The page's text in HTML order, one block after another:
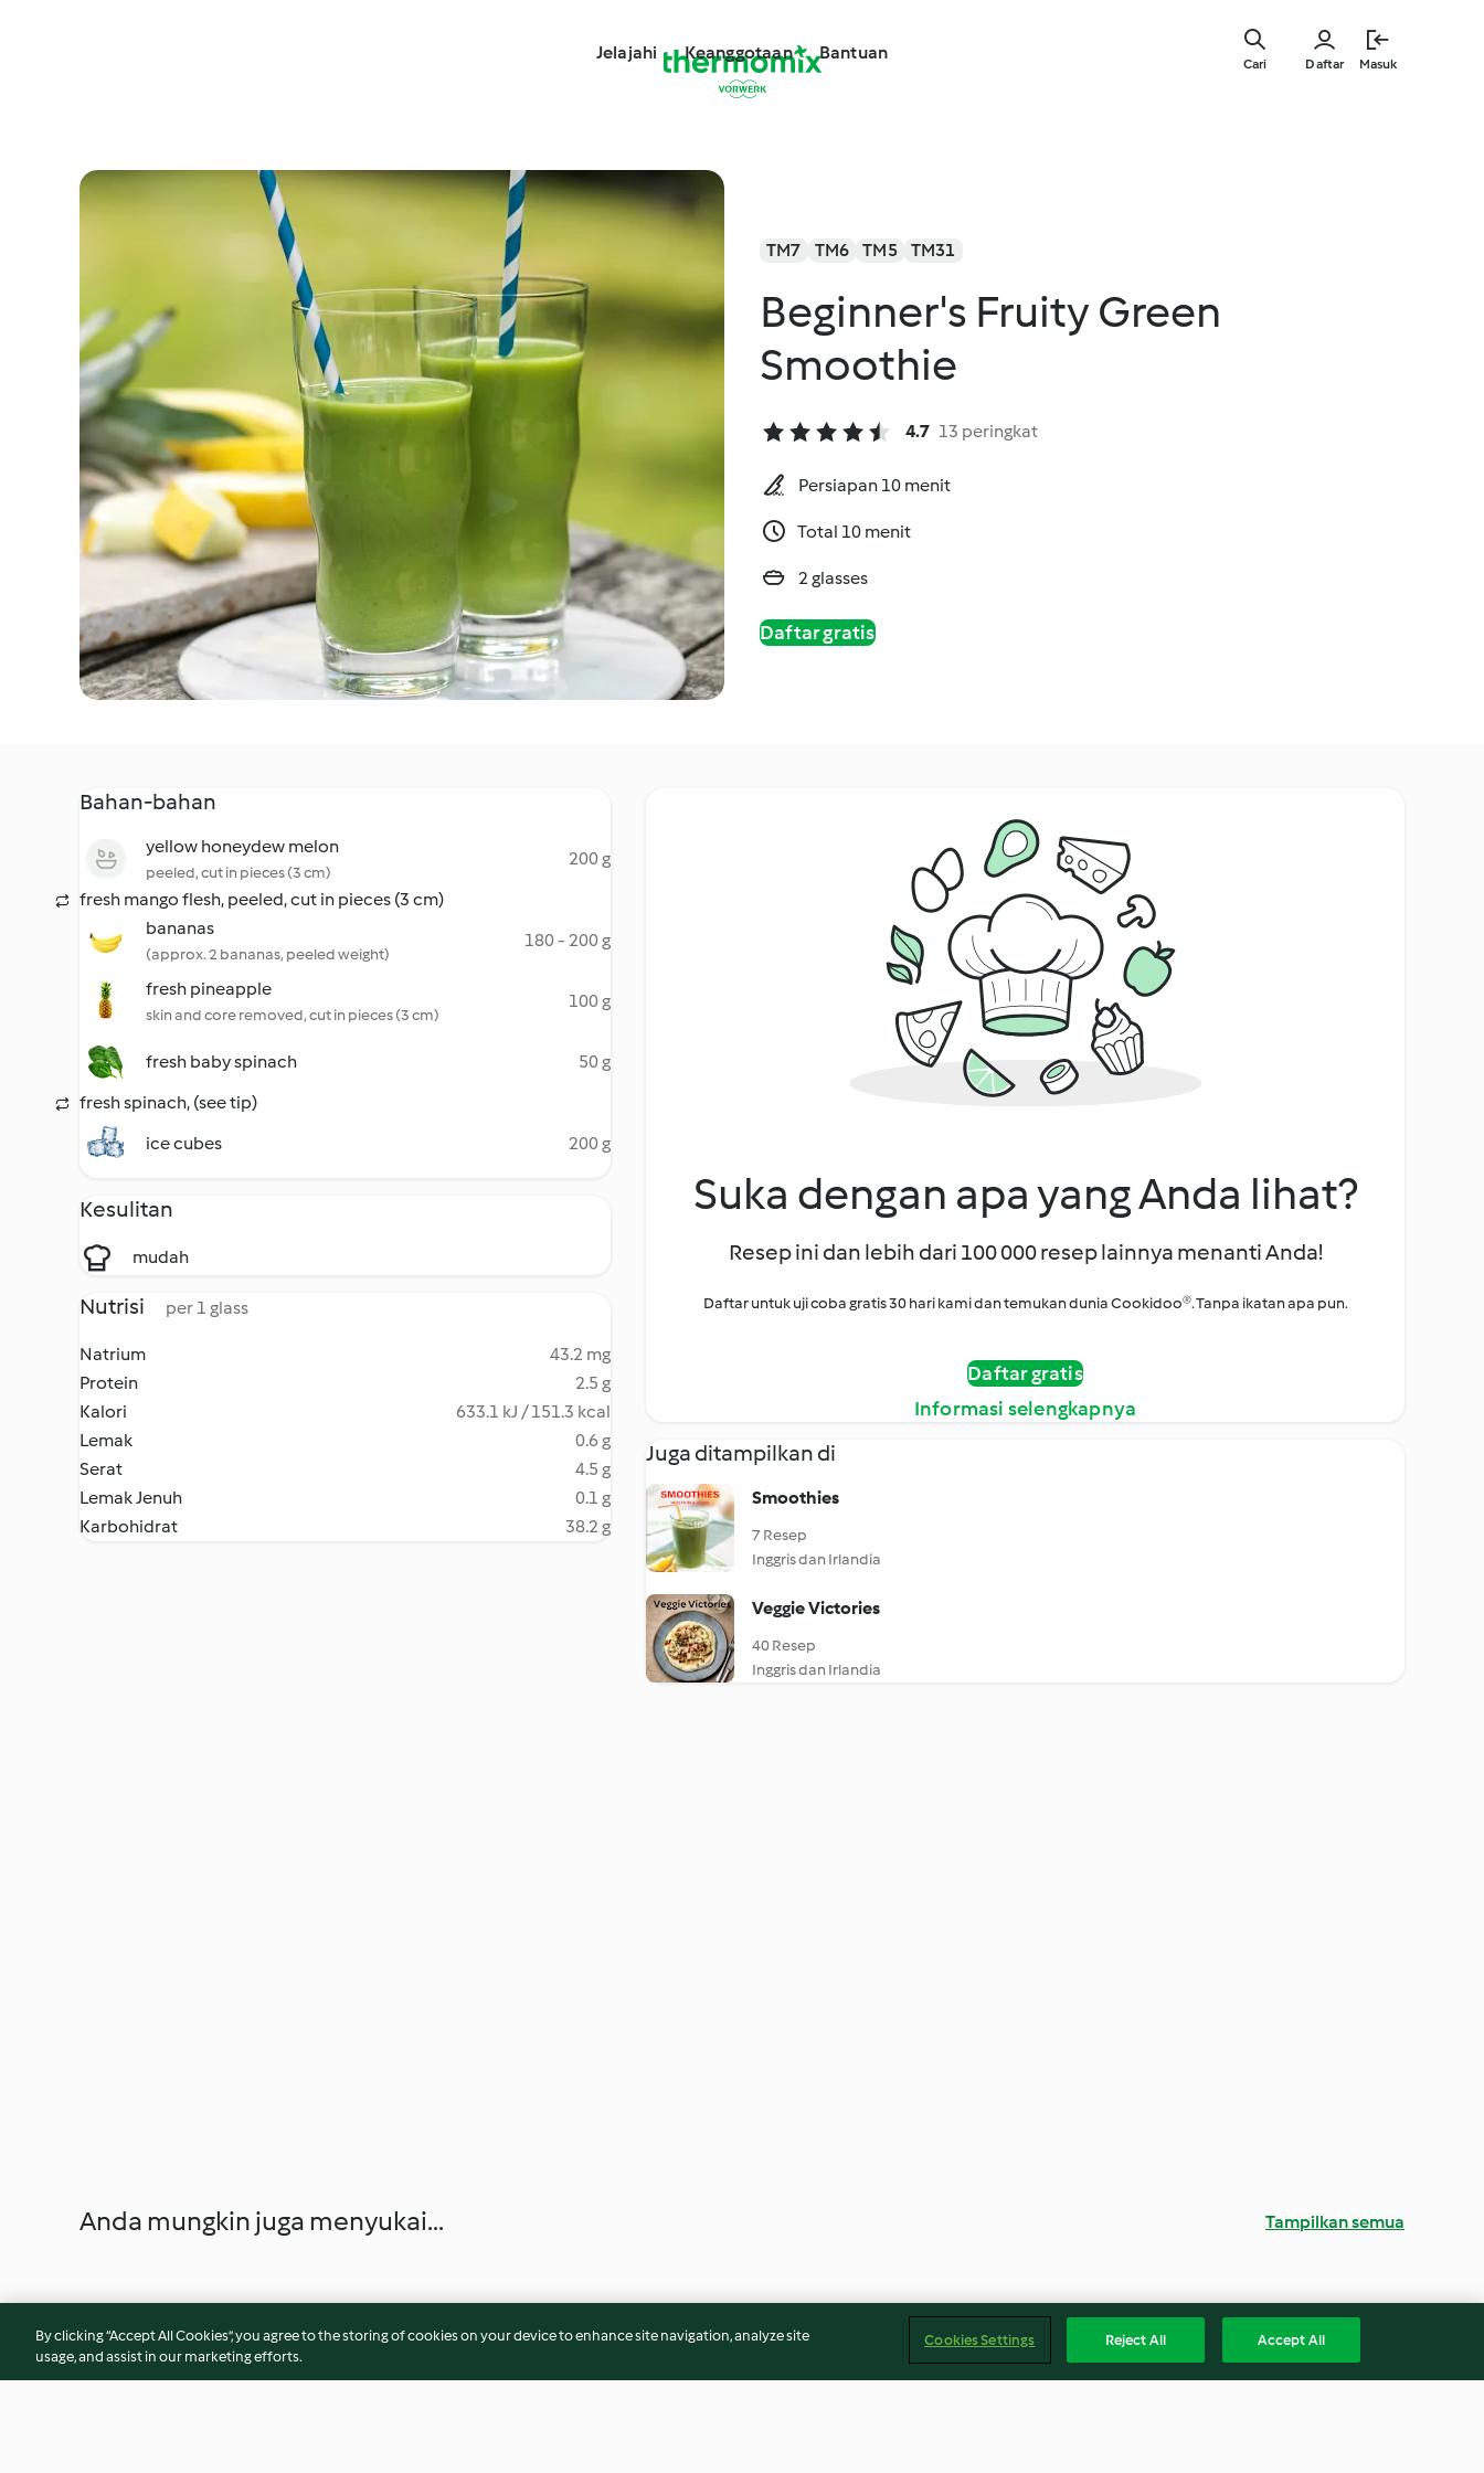
Jelajahi Keanggotaan Bantuan
Daftar Masuk
Cari
TM7 TM6 TM5 TM31
Beginner's Fruity Green
Smoothie
4.7 13 peringkat
Persiapan 10 menit
Total 10 menit
2 glasses
Daftar gratis
Bahan-bahan
yellow honeydew melon
peeled, cut in pieces (3 cm)
200 g
fresh mango flesh, peeled, cut in pieces (3 cm)
bananas
(approx. 2 bananas, peeled weight)
180 - 200 g
fresh pineapple
skin and core removed, cut in pieces (3 cm)
100 g
fresh baby spinach
50 g
fresh spinach, (see tip)
ice cubes
200 g
Kesulitan
mudah
Nutrisi per 1 glass
Natrium
43.2 mg
Protein
2.5 g
Kalori
633.1 kJ / 151.3 kcal
Lemak
0.6 g
Serat
4.5 g
Lemak Jenuh
0.1 g
Karbohidrat
38.2 g
Suka dengan apa yang Anda lihat?
Resep ini dan lebih dari 100 000 resep lainnya menanti Anda!
Daftar untuk uji coba gratis 30 hari kami dan temukan dunia Cookidoo®. Tanpa ikatan apa pun.
Daftar gratis
Informasi selengkapnya
Juga ditampilkan di
Smoothies
7 Resep
Inggris dan Irlandia
Veggie Victories
40 Resep
Inggris dan Irlandia
Anda mungkin juga menyukai... Tampilkan semua
By clicking “Accept All Cookies”, you agree to the storing of cookies on your device to enhance site navigation, analyze site
usage, and assist in our marketing efforts.
Cookies Settings Reject All Accept All